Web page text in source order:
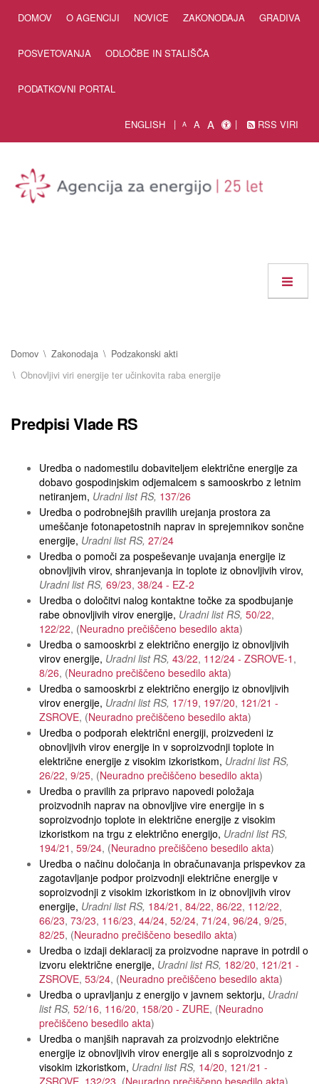
DOMOV O AGENCIJI NOVICE ZAKONODAJA GRADIVA
POSVETOVANJA ODLOČBE IN STALIŠČA
PODATKOVNI PORTAL
ENGLISH A A A RSS VIRI
Domov Zakonodaja
Podzakonski akti
Obnovljivi viri energije ter učinkovita raba energije
Predpisi Vlade RS
Uredba o nadomestilu dobaviteljem električne energije za
dobavo gospodinjskim odjemalcem s samooskrbo z letnim
netiranjem Uradni list RS 137/26
Uredba o podrobnejših pravilih urejanja prostora za
umeščanje fotonapetostnih naprav in sprejemnikov sončne
energije Uradni list RS 27/24
Uredba o pomoči za pospeševanje uvajanja energije iz
obnovljivih virov, shranjevanja in toplote iz obnovljivih virov
Uradni list RS 69/23 38/24 - EZ-2
Uredba o določitvi nalog kontaktne točke za spodbujanje
rabe obnovljivih virov energije Uradni list RS 50/22
122/22
Neuradno prečiščeno besedilo akta
Uredba o samooskrbi z električno energijo iz obnovljivih
virov energije Uradni list RS 43/22 112/24 - ZSROVE-1
8/26
Neuradno prečiščeno besedilo akta
Uredba o samooskrbi z električno energijo iz obnovljivih
virov energije Uradni list RS 17/19 197/20 121/21 -
ZSROVE
Neuradno prečiščeno besedilo akta
Uredba o podporah električni energiji, proizvedeni iz
obnovljivih virov energije in v soproizvodnji toplote in
električne energije z visokim izkoristkom Uradni list RS
26/22 9/25
Neuradno prečiščeno besedilo akta
Uredba o pravilih za pripravo napovedi položaja
proizvodnih naprav na obnovljive vire energije in s
soproizvodnjo toplote in električne energije z visokim
izkoristkom na trgu z električno energijo Uradni list RS
194/21 59/24
Neuradno prečiščeno besedilo akta
Uredba o načinu določanja in obračunavanja prispevkov za
zagotavljanje podpor proizvodnji električne energije v
soproizvodnji z visokim izkoristkom in iz obnovljivih virov
energije Uradni list RS 184/21 84/22 86/22 112/22
66/23 73/23 116/23 44/24 52/24 71/24 96/24 9/25
82/25
Neuradno prečiščeno besedilo akta
Uredba o izdaji deklaracij za proizvodne naprave in potrdil o
izvoru električne energije Uradni list RS 182/20 121/21 -
ZSROVE 53/24
Neuradno prečiščeno besedilo akta
Uredba o upravljanju z energijo v javnem sektorju Uradni
list RS 52/16 116/20 158/20 - ZURE
Neuradno
prečiščeno besedilo akta
Uredba o manjših napravah za proizvodnjo električne
energije iz obnovljivih virov energije ali s soproizvodnjo z
visokim izkoristkom Uradni list RS 14/20 121/21 -
ZSROVE 132/23
Neuradno prečiščeno besedilo akta